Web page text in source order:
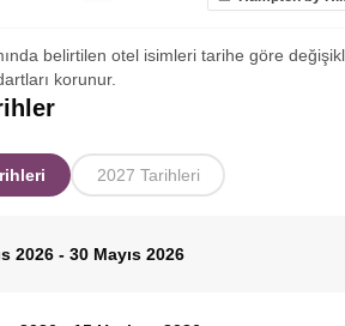
belirtilen otel isimleri tarihe göre
korunur.
2027 Tarihleri
2026 - 30 Mayıs 2026